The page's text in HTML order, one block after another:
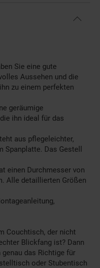
Sie eine gute
Aussehen und die
zu einem perfekten
geräumige
ihn ideal für das
aus pflegeleichter,
Das Gestell
einen Durchmesser von
Alle detaillierten Größen
Couchtisch, der nicht
Blickfang ist? Dann
das Richtige für
oder Stubentisch